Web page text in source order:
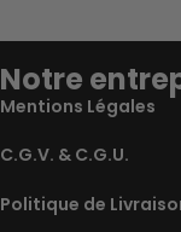
Notre
Mentions Légales
C.G.V. & C.G.U.
Politique de